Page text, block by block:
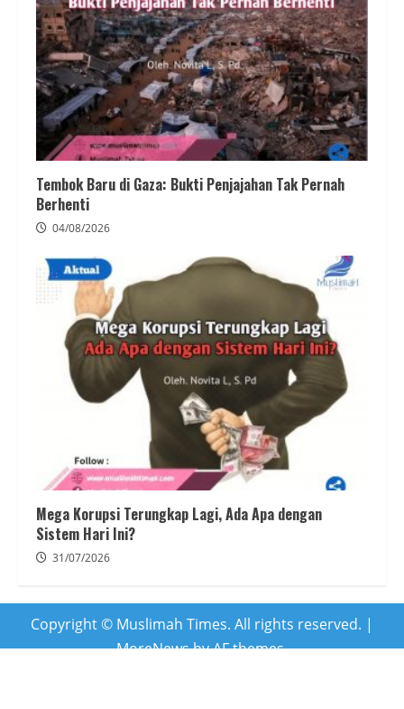
Tembok Baru di Gaza: Bukti Penjajahan Tak Pernah
Berhenti
04/08/2026
Mega Korupsi Terungkap Lagi, Ada Apa dengan
Sistem Hari Ini?
31/07/2026
Copyright © Muslimah Times. All rights reserved. |
MoreNewsby AF themes.